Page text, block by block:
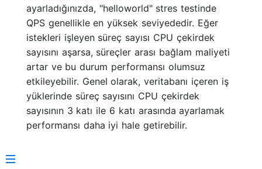
ayarladığınızda, "helloworld" stres testinde
QPS genellikle en yüksek seviyededir. Eğer
istekleri işleyen süreç sayısı CPU çekirdek
sayısını aşarsa, süreçler arası bağlam maliyeti
artar ve bu durum performansı olumsuz
etkileyebilir. Genel olarak, veritabanı içeren iş
yüklerinde süreç sayısını CPU çekirdek
sayısının 3 katı ile 6 katı arasında ayarlamak
performansı daha iyi hale getirebilir.